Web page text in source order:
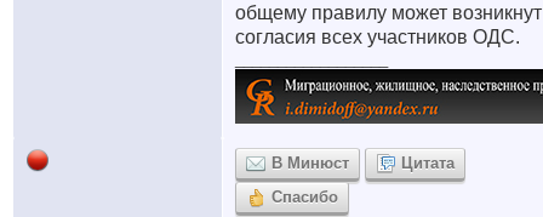
общему правилу может
согласия всех участников ОДС.
В Минюст
Цитата
Спасибо